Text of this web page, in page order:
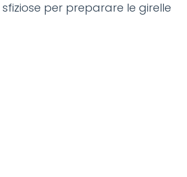
sfiziose per preparare le girelle